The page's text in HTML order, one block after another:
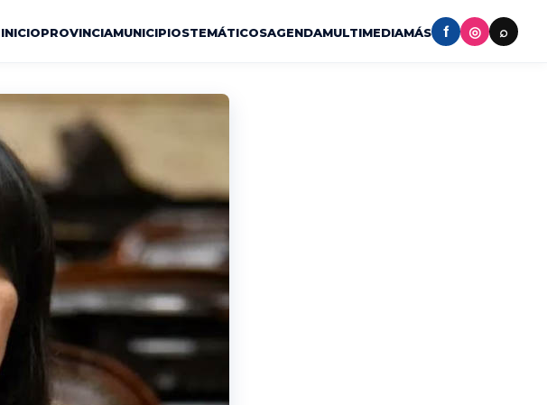
INICIOPROVINCIAMUNICIPIOSTEMÁTICOSAGENDAMULTIMEDIAMÁS f ◎ ⌕